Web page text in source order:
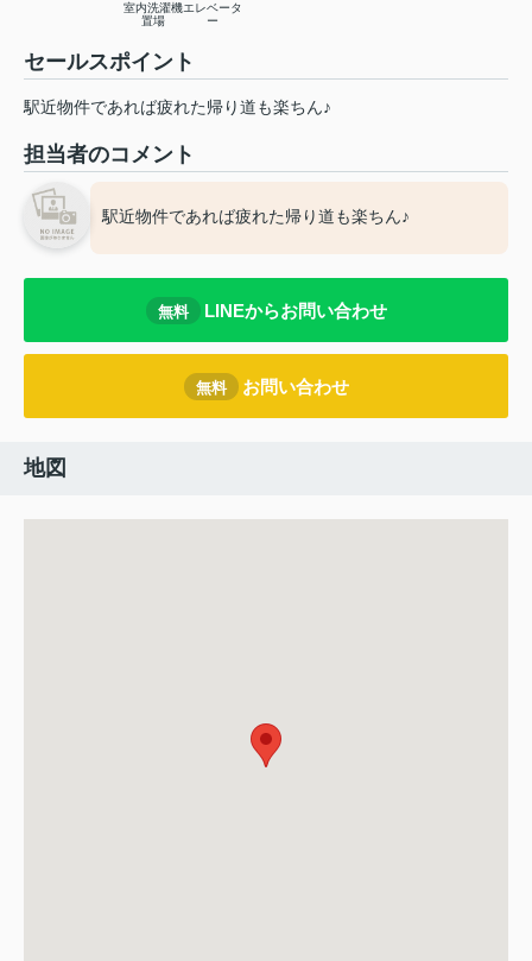
室内洗濯機
置場
エレベータ
ー
セールスポイント
駅近物件であれば疲れた帰り道も楽ちん♪
担当者のコメント
駅近物件であれば疲れた帰り道も楽ちん♪
無料 LINEからお問い合わせ
無料 お問い合わせ
地図